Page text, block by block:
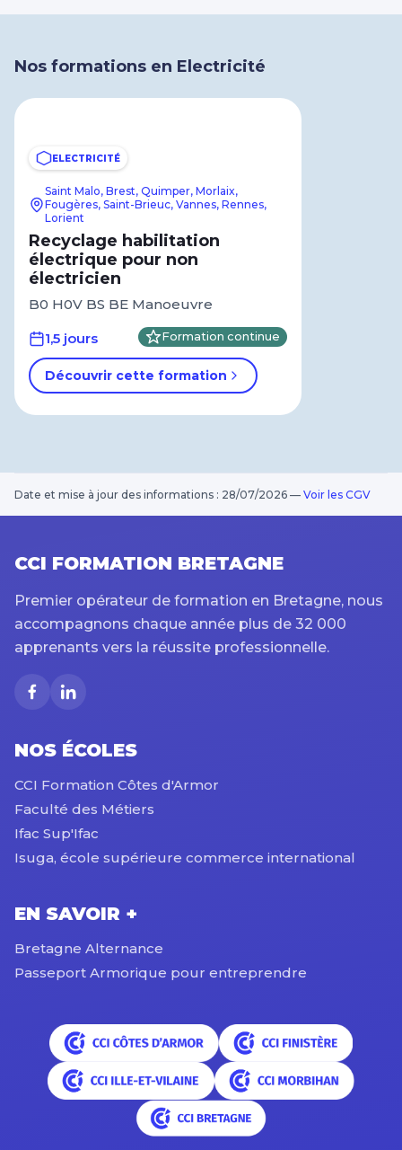
Nos formations en Electricité
ELECTRICITÉ
Saint Malo, Brest, Quimper, Morlaix,
Fougères, Saint-Brieuc, Vannes, Rennes,
Lorient
Recyclage habilitation
électrique pour non
électricien
B0 H0V BS BE Manoeuvre
1,5 jours
Formation continue
Découvrir cette formation
Date et mise à jour des informations : 28/07/2026 — Voir les CGV
CCI FORMATION BRETAGNE
Premier opérateur de formation en Bretagne, nous
accompagnons chaque année plus de 32 000
apprenants vers la réussite professionnelle.
NOS ÉCOLES
CCI Formation Côtes d'Armor
Faculté des Métiers
Ifac Sup'Ifac
Isuga, école supérieure commerce international
EN SAVOIR +
Bretagne Alternance
Passeport Armorique pour entreprendre